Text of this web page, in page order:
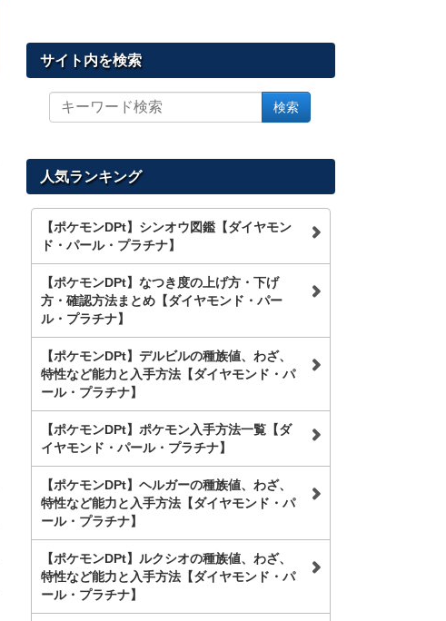
サイト内を検索
イ
を
索
検索
人気ランキング
【ポケモンDPt】シンオウ図鑑【ダイヤモン
ド・パール・プラチナ】
【ポケモンDPt】なつき度の上げ方・下げ
方・確認方法まとめ【ダイヤモンド・パー
ル・プラチナ】
【ポケモンDPt】デルビルの種族値、わざ、
特性など能力と入手方法【ダイヤモンド・パ
ール・プラチナ】
【ポケモンDPt】ポケモン入手方法一覧【ダ
イヤモンド・パール・プラチナ】
【ポケモンDPt】ヘルガーの種族値、わざ、
特性など能力と入手方法【ダイヤモンド・パ
ール・プラチナ】
【ポケモンDPt】ルクシオの種族値、わざ、
特性など能力と入手方法【ダイヤモンド・パ
ール・プラチナ】